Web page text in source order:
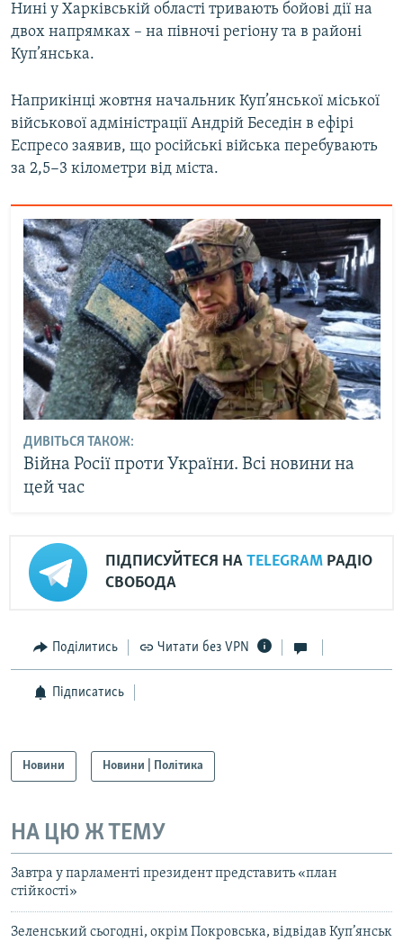
Нині у Харківській області тривають бойові дії на
двох напрямках – на півночі регіону та в районі
Куп’янська.
Наприкінці жовтня начальник Куп’янської міської
військової адміністрації Андрій Беседін в ефірі
Еспресо заявив, що російські війська перебувають
за 2,5−3 кілометри від міста.
ДИВІТЬСЯ ТАКОЖ:
Війна Росії проти України. Всі новини на
цей час
ПІДПИСУЙТЕСЯ НА TELEGRAM РАДІО
СВОБОДА
Поділитись Читати без VPN
Підписатись
Новини Новини | Політика
НА ЦЮ Ж ТЕМУ
Завтра у парламенті президент представить «план
стійкості»
Зеленський сьогодні, окрім Покровська, відвідав Куп’янськ